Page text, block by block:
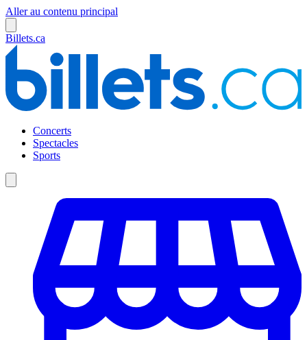
Aller au contenu principal
Billets.ca
Concerts
Spectacles
Sports